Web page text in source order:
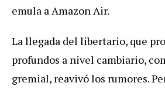
emula a Amazon Air.
La llegada del libertario, que
profundos a nivel cambiario,
gremial, reavivó los rumores.